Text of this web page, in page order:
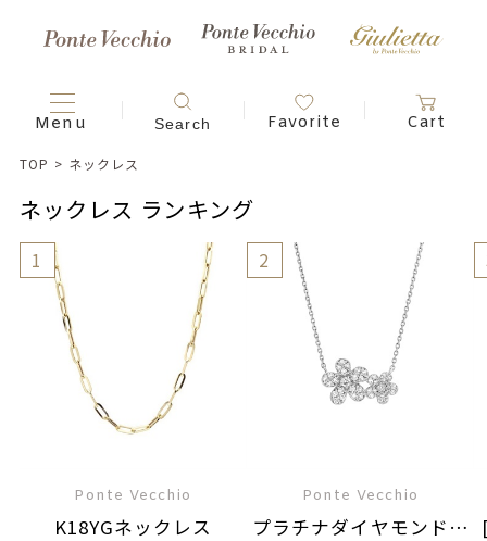
TOP > ネックレス
ネックレス ランキング
1
Ponte Vecchio
K18YGネックレス
2
Ponte Vecchio
プラチナダイヤモンドネ